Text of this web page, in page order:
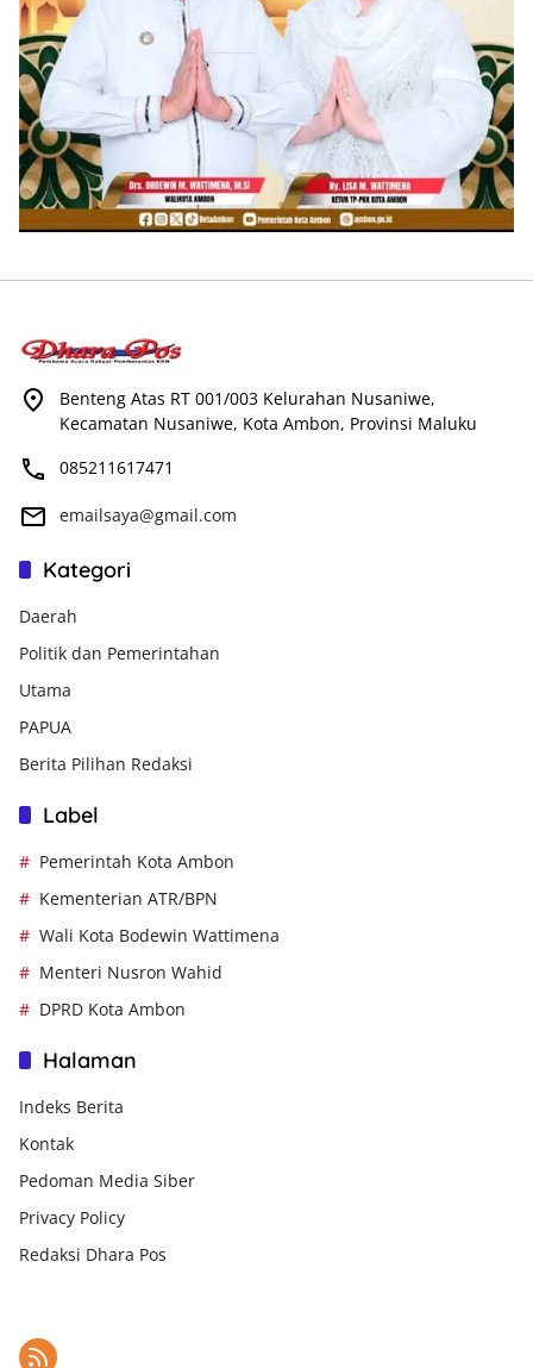
Benteng Atas RT 001/003 Kelurahan Nusaniwe,
Kecamatan Nusaniwe, Kota Ambon, Provinsi Maluku
085211617471
emailsaya@gmail.com
Kategori
Daerah
Politik dan Pemerintahan
Utama
PAPUA
Berita Pilihan Redaksi
Label
Pemerintah Kota Ambon
Kementerian ATR/BPN
Wali Kota Bodewin Wattimena
Menteri Nusron Wahid
DPRD Kota Ambon
Halaman
Indeks Berita
Kontak
Pedoman Media Siber
Privacy Policy
Redaksi Dhara Pos